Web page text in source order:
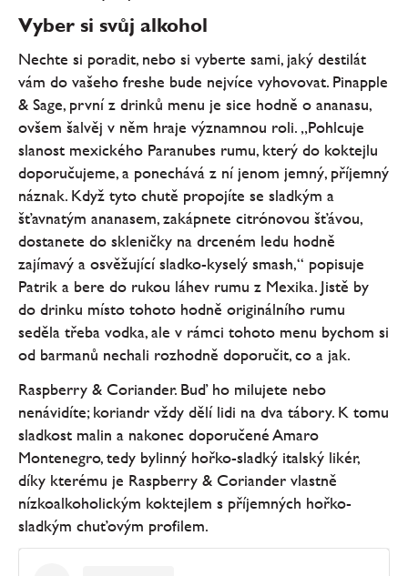
Vyber si svůj alkohol
Nechte si poradit, nebo si vyberte sami, jaký destilát
vám do vašeho freshe bude nejvíce vyhovovat. Pinapple
& Sage, první z drinků menu je sice hodně o ananasu,
ovšem šalvěj v něm hraje významnou roli. „Pohlcuje
slanost mexického Paranubes rumu, který do koktejlu
doporučujeme, a ponechává z ní jenom jemný, příjemný
náznak. Když tyto chutě propojíte se sladkým a
šťavnatým ananasem, zakápnete citrónovou šťávou,
dostanete do skleničky na drceném ledu hodně
zajímavý a osvěžující sladko-kyselý smash,“ popisuje
Patrik a bere do rukou láhev rumu z Mexika. Jistě by
do drinku místo tohoto hodně originálního rumu
seděla třeba vodka, ale v rámci tohoto menu bychom si
od barmanů nechali rozhodně doporučit, co a jak.
Raspberry & Coriander. Buď ho milujete nebo
nenávidíte; koriandr vždy dělí lidi na dva tábory. K tomu
sladkost malin a nakonec doporučené Amaro
Montenegro, tedy bylinný hořko-sladký italský likér,
díky kterému je Raspberry & Coriander vlastně
nízkoalkoholickým koktejlem s příjemných hořko-
sladkým chuťovým profilem.